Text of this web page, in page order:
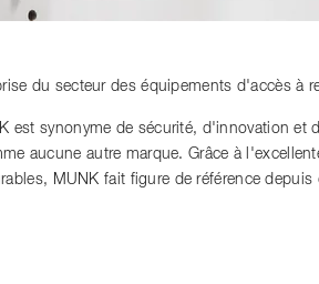
du secteur des équipements d'accès à
est synonyme de sécurité, d'innovation et
aucune autre marque. Grâce à
MUNK fait figure de référence depuis